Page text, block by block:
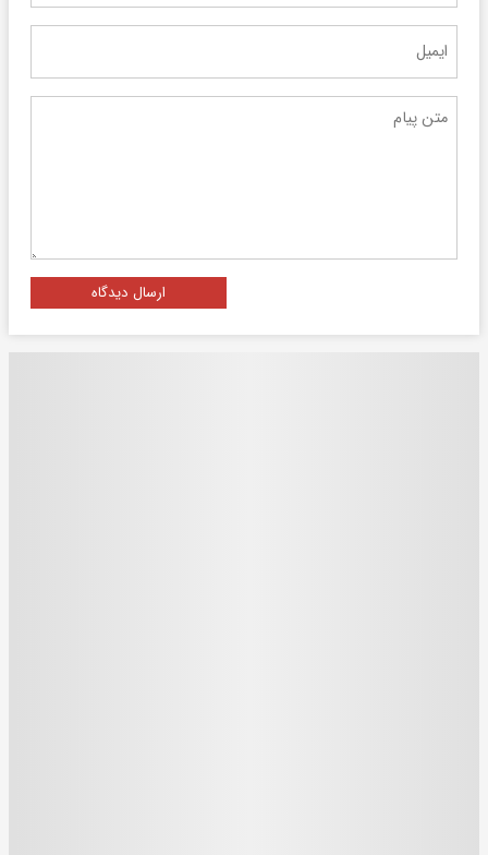
ارسال دیدگاه